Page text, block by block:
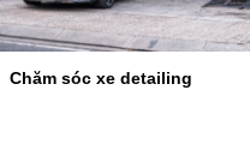
Chăm sóc xe detailing